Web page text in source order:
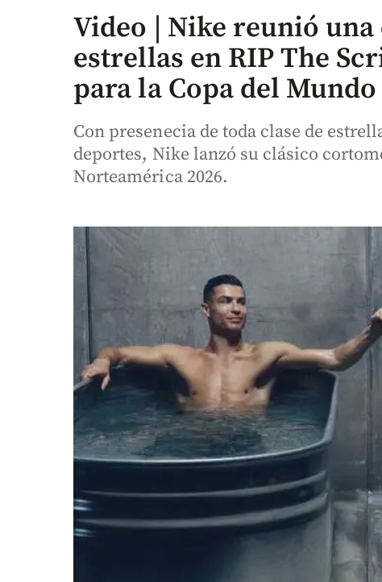
Video | Nike reunió
estrellas en RIP The
para la Copa del Mundo
Con presenecia de toda clase de
deportes, Nike lanzó su clásico
Norteamérica 2026.